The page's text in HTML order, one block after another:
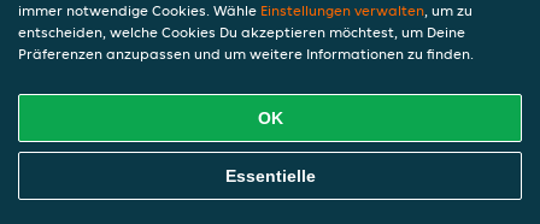
immer notwendige Cookies. Wähle Einstellungen verwalten, um zu
entscheiden, welche Cookies Du akzeptieren möchtest, um Deine
Präferenzen anzupassen und um weitere Informationen zu finden.
OK
Essentielle